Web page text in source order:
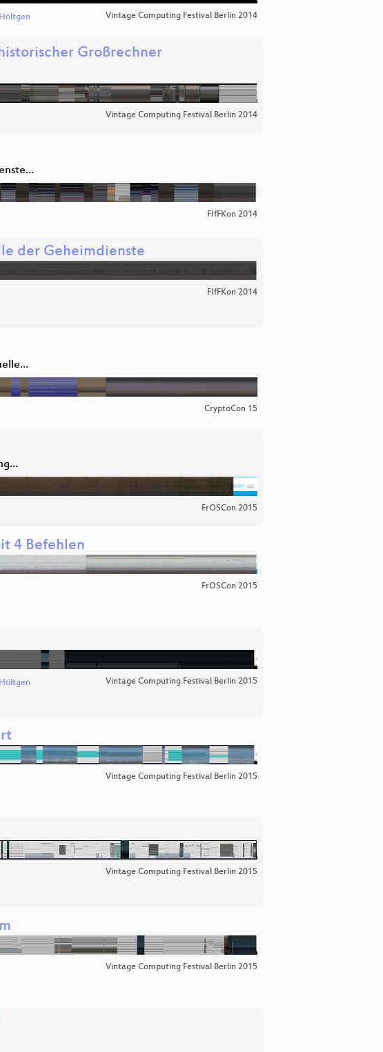
Vintage Computing Festival Berlin 2014
Großrechner
Vintage Computing Festival Berlin 2014
FIfFKon 2014
der Geheimdienste
FIfFKon 2014
CryptoCon 15
FrOSCon 2015
4 Befehlen
FrOSCon 2015
Vintage Computing Festival Berlin 2015
Vintage Computing Festival Berlin 2015
Vintage Computing Festival Berlin 2015
Vintage Computing Festival Berlin 2015